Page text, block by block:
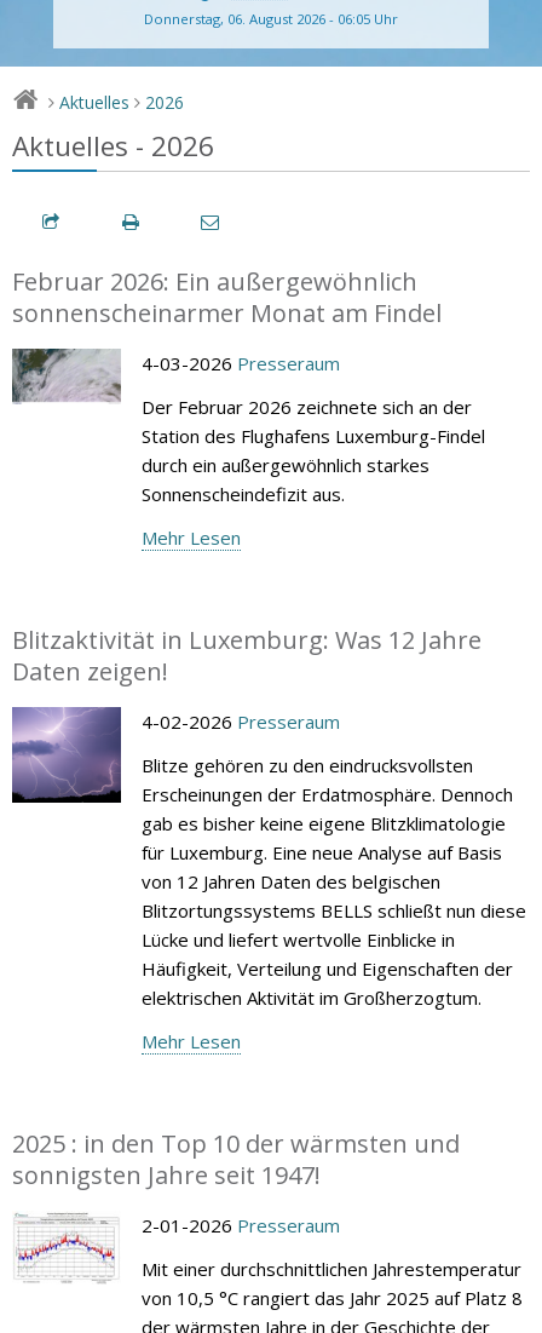
Donnerstag, 06. August 2026 - 06:05 Uhr
> Aktuelles > 2026
Aktuelles - 2026
Februar 2026: Ein außergewöhnlich
sonnenscheinarmer Monat am Findel
4-03-2026 Presseraum
Der Februar 2026 zeichnete sich an der
Station des Flughafens Luxemburg-Findel
durch ein außergewöhnlich starkes
Sonnenscheindefizit aus.
Mehr Lesen
Blitzaktivität in Luxemburg: Was 12 Jahre
Daten zeigen!
4-02-2026 Presseraum
Blitze gehören zu den eindrucksvollsten
Erscheinungen der Erdatmosphäre. Dennoch
gab es bisher keine eigene Blitzklimatologie
für Luxemburg. Eine neue Analyse auf Basis
von 12 Jahren Daten des belgischen
Blitzortungssystems BELLS schließt nun diese
Lücke und liefert wertvolle Einblicke in
Häufigkeit, Verteilung und Eigenschaften der
elektrischen Aktivität im Großherzogtum.
Mehr Lesen
2025 : in den Top 10 der wärmsten und
sonnigsten Jahre seit 1947!
2-01-2026 Presseraum
Mit einer durchschnittlichen Jahrestemperatur
von 10,5 °C rangiert das Jahr 2025 auf Platz 8
der wärmsten Jahre in der Geschichte der